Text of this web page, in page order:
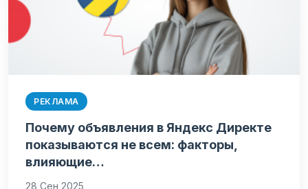
РЕКЛАМА
Почему объявления в Яндекс Директе
показываются не всем: факторы,
влияющие…
28 Сен 2025